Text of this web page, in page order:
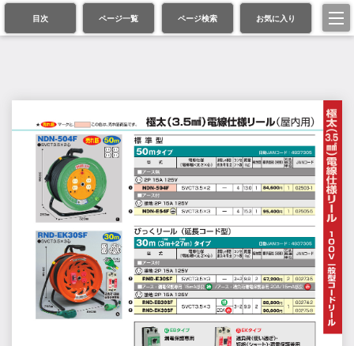
目次 ページ一覧 ページ検索 お気に入り